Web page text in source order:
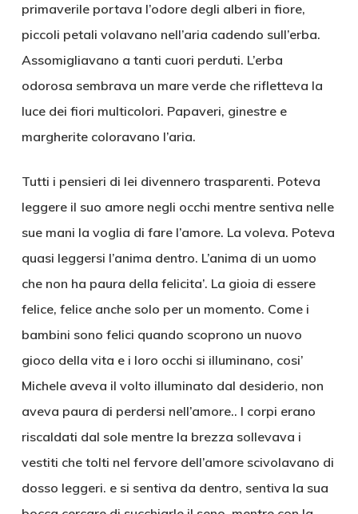
primaverile portava l’odore degli alberi in fiore,
piccoli petali volavano nell’aria cadendo sull’erba.
Assomigliavano a tanti cuori perduti. L’erba
odorosa sembrava un mare verde che rifletteva la
luce dei fiori multicolori. Papaveri, ginestre e
margherite coloravano l’aria.
Tutti i pensieri di lei divennero trasparenti. Poteva
leggere il suo amore negli occhi mentre sentiva nelle
sue mani la voglia di fare l’amore. La voleva. Poteva
quasi leggersi l’anima dentro. L’anima di un uomo
che non ha paura della felicita’. La gioia di essere
felice, felice anche solo per un momento. Come i
bambini sono felici quando scoprono un nuovo
gioco della vita e i loro occhi si illuminano, cosi’
Michele aveva il volto illuminato dal desiderio, non
aveva paura di perdersi nell’amore.. I corpi erano
riscaldati dal sole mentre la brezza sollevava i
vestiti che tolti nel fervore dell’amore scivolavano di
dosso leggeri. e si sentiva da dentro, sentiva la sua